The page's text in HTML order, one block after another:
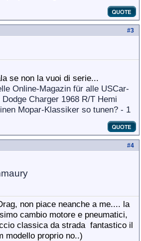
#3
se non la vuoi di serie...
Online-Magazin für alle USCar-
Charger 1968 R/T Hemi
Mopar-Klassiker so tunen? - 1
#4
non piace neanche a me.... la
cambio motore e pneumatici,
classica da strada fantastico il
modello proprio no..)